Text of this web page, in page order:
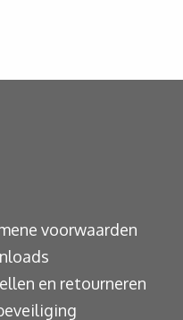
voorwaarden
en retourneren